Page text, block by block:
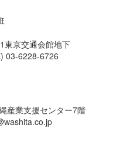
東京交通会館地下
03-6228-6726
産業支援センター7階